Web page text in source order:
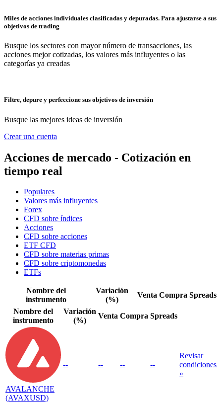
Miles de acciones individuales clasificadas y depuradas. Para ajustarse a sus
objetivos de trading
Busque los sectores con mayor número de transacciones, las
acciones mejor cotizadas, los valores más influyentes o las
categorías ya creadas
Filtre, depure y perfeccione sus objetivos de inversión
Busque las mejores ideas de inversión
Crear una cuenta
Acciones de mercado - Cotización en
tiempo real
Populares
Valores más influyentes
Forex
CFD sobre índices
Acciones
CFD sobre acciones
ETF CFD
CFD sobre materias primas
CFD sobre criptomonedas
ETFs
Nombre del
instrumento
Variación
(%)
Venta Compra Spreads
Nombre del
instrumento
Variación
(%)
Venta Compra Spreads
AVALANCHE
(AVAXUSD)
-- -- -- --
Revisar
condiciones
»